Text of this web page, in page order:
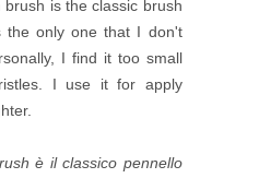
is the classic brush
the only one that I don't
I find it too small
I use it for apply
è il classico pennello